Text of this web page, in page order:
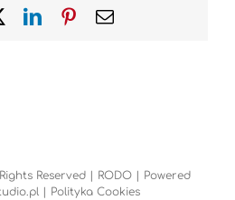
LinkedInPinterest
Email
Reserved | RODO | Powered
| Polityka Cookies